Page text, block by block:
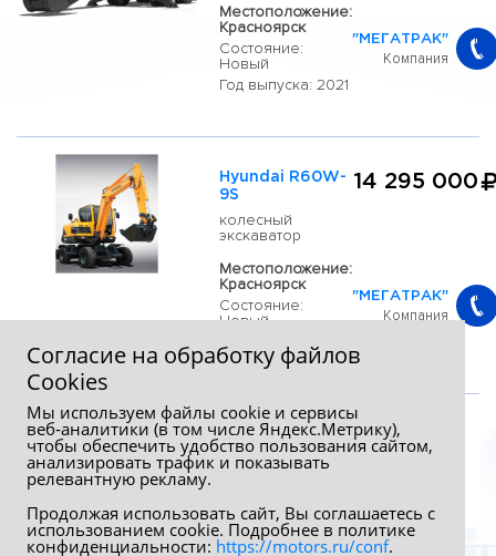
Местоположение:
Красноярск
Состояние:
Новый
Год выпуска: 2021
"МЕГАТРАК"
Компания
Hyundai R60W-
9S
колесный
экскаватор
Местоположение:
Красноярск
Состояние:
Новый
14 295 000
"МЕГАТРАК"
Компания
Согласие на обработку файлов
Сookies
Мы используем файлы cookie и сервисы
веб‑аналитики (в том числе Яндекс.Метрику),
чтобы обеспечить удобство пользования сайтом,
анализировать трафик и показывать
релевантную рекламу.
Продолжая использовать сайт, Вы соглашаетесь с
использованием cookie. Подробнее в политике
конфиденциальности: https://motors.ru/conf.